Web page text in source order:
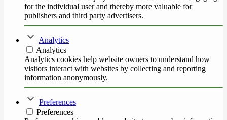
for the individual user and thereby more valuable for
publishers and third party advertisers.
Analytics
Analytics
Analytics cookies help website owners to understand how
visitors interact with websites by collecting and reporting
information anonymously.
Preferences
Preferences